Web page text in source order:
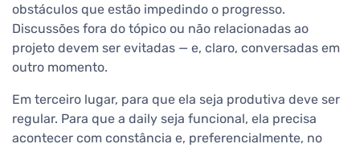
obstáculos que estão impedindo o progresso.
Discussões fora do tópico ou não relacionadas ao
projeto devem ser evitadas — e, claro, conversadas em
outro momento.
Em terceiro lugar, para que ela seja produtiva deve ser
regular. Para que a daily seja funcional, ela precisa
acontecer com constância e, preferencialmente, no